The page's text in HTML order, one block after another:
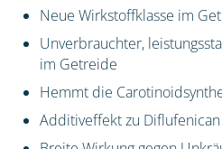
Neue Wirkstoffklasse im
Unverbrauchter,
im Getreide
Hemmt die
Additiveffekt zu